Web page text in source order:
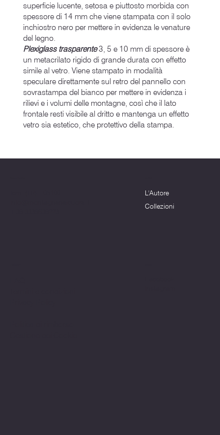
superficie lucente, setosa e piuttosto morbida con
spessore di 14 mm che viene stampata con il solo
inchiostro nero per mettere in evidenza le venature
del legno.
Plexiglass trasparente3, 5 e 10 mm di spessore è
un metacrilato rigido di grande durata con effetto
simile al vetro. Viene stampato in modalità
speculare direttamente sul retro del pannello con
sovrastampa del bianco per mettere in evidenza i
rilievi e i volumi delle montagne, così che il lato
frontale resti visibile al dritto e mantenga un effetto
vetro sia estetico, che protettivo della stampa.
L'Autore
Collezioni